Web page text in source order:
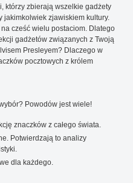
którzy zbierają wszelkie gadżety
jakimkolwiek zjawiskiem kultury.
cześć wielu postaciom. Dlatego
gadżetów związanych z Twoją
Presleyem? Dlaczego w
pocztowych z królem
Powodów jest wiele!
znaczków z całego świata.
Potwierdzają to analizy
dla każdego.